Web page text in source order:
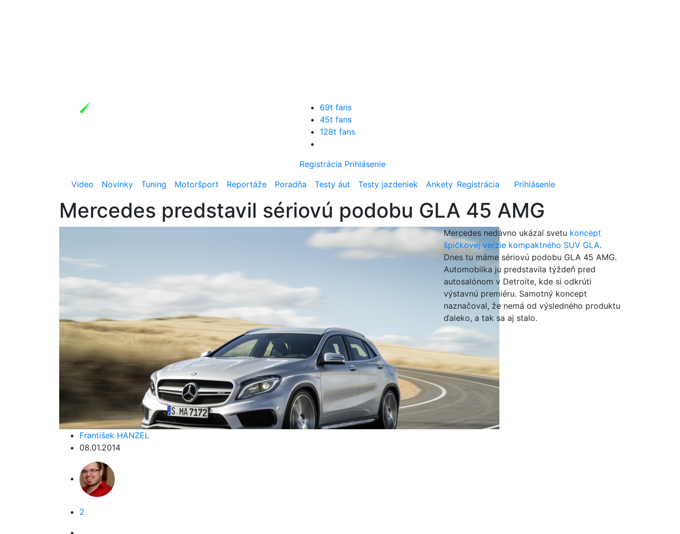
69t fans
45t fans
128t fans
Registrácia Prihlásenie
Video
Novinky Tuning Motoršport Reportáže Poradňa Testy áut Testy jazdeniek Ankety Registrácia Prihlásenie
Mercedes predstavil sériovú podobu GLA 45 AMG
František HANZEL
08.01.2014
2
Mercedes nedávno ukázal svetu koncept
špičkovej verzie kompaktného SUV GLA.
Dnes tu máme sériovú podobu GLA 45 AMG.
Automobilka ju predstavila týždeň pred
autosalónom v Detroite, kde si odkrúti
výstavnú premiéru. Samotný koncept
naznačoval, že nemá od výsledného produktu
ďaleko, a tak sa aj stalo.